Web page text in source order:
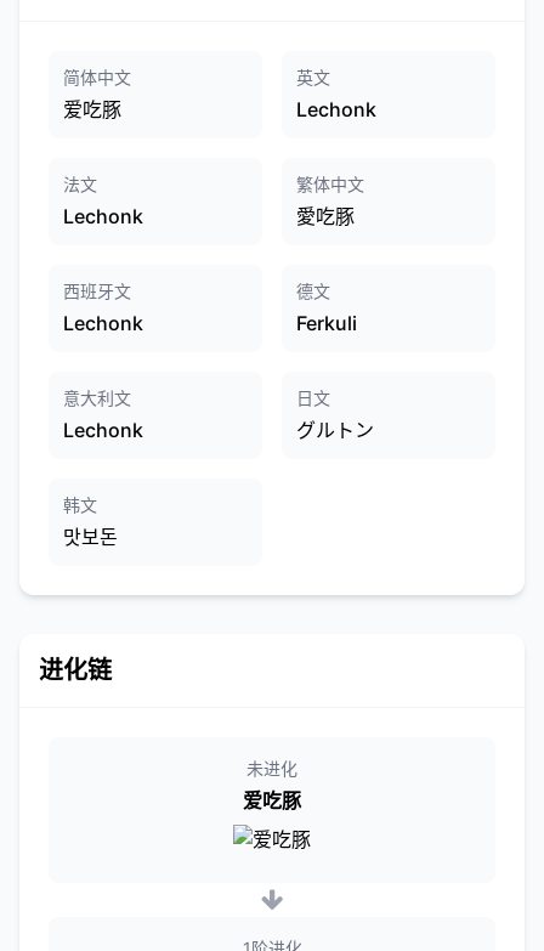
简体中文
爱吃豚
英文
Lechonk
法文
Lechonk
繁体中文
愛吃豚
西班牙文
Lechonk
德文
Ferkuli
意大利文
Lechonk
日文
グルトン
韩文
맛보돈
进化链
未进化
爱吃豚